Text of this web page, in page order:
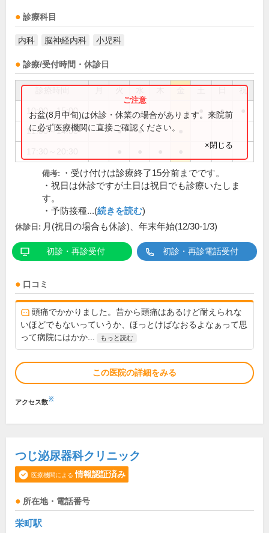
診療科目
内科 脳神経内科 小児科
診療/受付時間・休診日
祝
10:00～15:00 ●
11:00～14:00 ● ●
お盆(8月中旬)は休診・休業の場合があります。来院前
に必ず医療機関に直接ご確認ください。
×閉じる
備考:
・受け付けは診療終了15分前までです。
・祝日は休診ですが土日は祝日でも診療いたしま
す。
・予防接種...(続きを読む)
休診日: 月(祝日の場合も休診)、年末年始(12/30-1/3)
初診・再診受付 初診・再診電話受付
口コミ
頭痛でかかりました。昔から頭痛はあるけど耐えられな
いほどでもないっていうか、ほっとけばなおるよなぁって思
って病院にはかか...
もっと読む
この医院の詳細をみる
アクセス数※
つじ泌尿器科クリニック
医療機関による 情報認証済み
所在地・電話番号
栄町駅